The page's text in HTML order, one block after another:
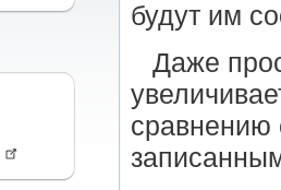
будут им
Даже
сравнению